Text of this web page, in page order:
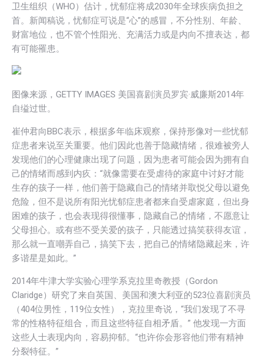
卫生组织（WHO）估计，忧郁症将成2030年全球疾病负担之
首。新闻稿说，忧郁症可说是“心”的感冒，不分性别、年龄、
财富地位，也不管个性阳光、充满活力或是内向不擅表达，都
有可能罹患。
图像来源，GETTY IMAGES 美国喜剧演员罗宾·威廉斯2014年
自缢过世。
崔仲君向BBC表示，根据多年临床观察，保持形像对一些忧郁
症患者来说至关重要。他们因此也善于隐藏情绪，很难被旁人
发现他们的心理健康出现了问题，因为患者可能会因为拥有自
己的情绪而感到内疚：“就像需要在受虐待的家庭中讨好才能
生存的孩子一样，他们善于隐藏自己的情绪并取悦父母以避免
危险，但不是说所有阳光忧郁症患者都来自受虐家庭，但出身
困难的孩子，也会表现得很懂事，隐藏自己的情绪，不愿意让
父母担心。或有些不受关爱的孩子，只能透过搞笑获得友谊，
那么就一直嘲弄自己，搞笑下去，把自己的情绪隐藏起来，许
多谐星是如此。”
2014年牛津大学实验心理学系克拉里奇教授（Gordon
Claridge）研究了来自英国、美国和澳大利亚的523位喜剧演员
（404位男性，119位女性），克拉里奇说，“我们发现了不寻
常的性格特征组合，而且这些特征自相矛盾。” 他发现一方面
这些人士表现内向，容易抑郁。“也许你会形容他们带有精神
分裂特征。”